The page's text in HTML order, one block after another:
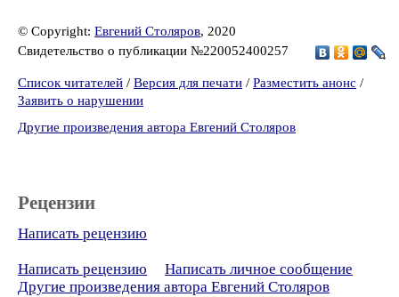
© Copyright: Евгений Столяров, 2020
Свидетельство о публикации №220052400257
Список читателей / Версия для печати / Разместить анонс /
Заявить о нарушении
Другие произведения автора Евгений Столяров
Рецензии
Написать рецензию
Написать рецензию
Написать личное сообщение
Другие произведения автора Евгений Столяров